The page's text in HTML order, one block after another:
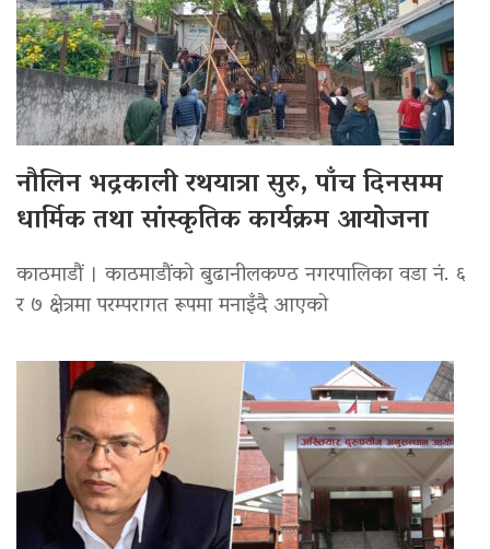
नौलिन भद्रकाली रथयात्रा सुरु, पाँच दिनसम्म
धार्मिक तथा सांस्कृतिक कार्यक्रम आयोजना
काठमाडौं । काठमाडौंको बुढानीलकण्ठ नगरपालिका वडा नं. ६
र ७ क्षेत्रमा परम्परागत रूपमा मनाइँदै आएको